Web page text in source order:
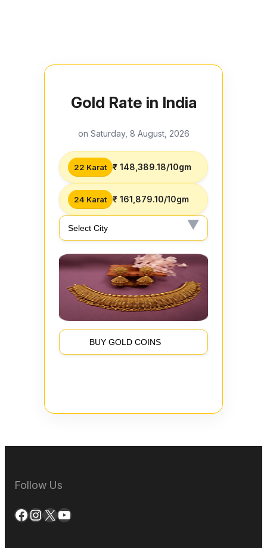
Gold Rate in India
on Saturday, 8 August, 2026
22 Karat ₹ 148,389.18/10gm
24 Karat ₹ 161,879.10/10gm
BUY GOLD COINS
Follow Us
Facebook InstagramX YouTube